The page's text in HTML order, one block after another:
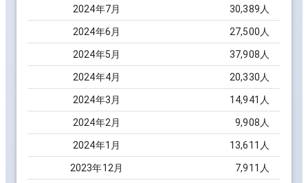
2024年7月 30,389 人
2024年6 月 27,500 人
2024年5 月 37,908 人
2024年4月 20,330 人
2024年3 月 14,941 人
2024年2 月 9,908 人
2024年1 月 13,611 人
2023年12 月 7,911 人